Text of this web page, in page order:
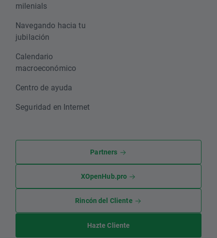
milenials
Navegando hacia tu
jubilación
Calendario
macroeconómico
Centro de ayuda
Seguridad en Internet
Partners
XOpenHub.pro
Rincón del Cliente
Hazte Cliente